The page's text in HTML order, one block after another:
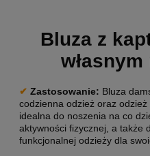
Bluza z
✔ Zastosowanie: Bluza
codzienna odzież oraz
idealna do noszenia na co
aktywności fizycznej, a także
funkcjonalnej odzieży dla